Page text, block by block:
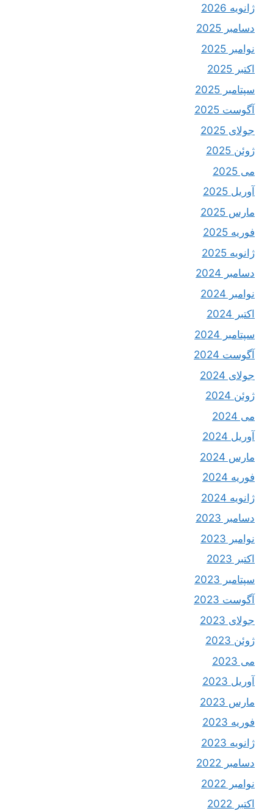
ژانویه 2026
دسامبر 2025
نوامبر 2025
اکتبر 2025
سپتامبر 2025
آگوست 2025
جولای 2025
ژوئن 2025
می 2025
آوریل 2025
مارس 2025
فوریه 2025
ژانویه 2025
دسامبر 2024
نوامبر 2024
اکتبر 2024
سپتامبر 2024
آگوست 2024
جولای 2024
ژوئن 2024
می 2024
آوریل 2024
مارس 2024
فوریه 2024
ژانویه 2024
دسامبر 2023
نوامبر 2023
اکتبر 2023
سپتامبر 2023
آگوست 2023
جولای 2023
ژوئن 2023
می 2023
آوریل 2023
مارس 2023
فوریه 2023
ژانویه 2023
دسامبر 2022
نوامبر 2022
اکتبر 2022